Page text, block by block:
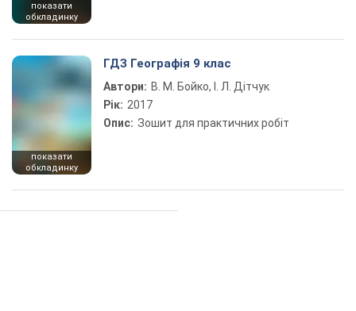
показати
обкладинку
показати
обкладинку
ГДЗ Географія 9 клас
Автори: В. М. Бойко, І. Л. Дітчук
Рік: 2017
Опис: Зошит для практичних робіт